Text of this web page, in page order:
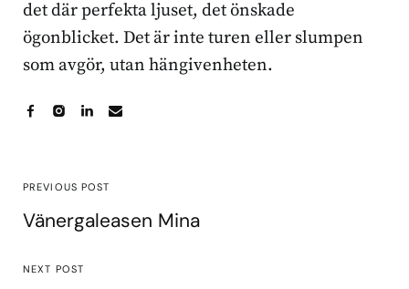
det där perfekta ljuset, det önskade
ögonblicket. Det är inte turen eller slumpen
som avgör, utan hängivenheten.
PREVIOUS POST
Vänergaleasen Mina
NEXT POST